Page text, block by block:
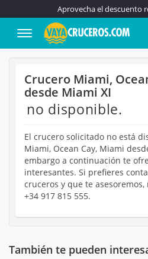
Aprovecha el descuento
Crucero Miami,
desde Miami XI
no disponible.
El crucero solicitado no está
Miami, Ocean Cay, Miami
embargo a continuación te
interesantes. Si prefieres
cruceros y que te
+34 917 815 555.
También te pueden